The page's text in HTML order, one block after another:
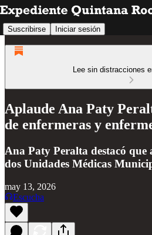
Suscribirse Iniciar sesión
Lee sin distracciones
Aplaude Ana Paty
de enfermeras y
Ana Paty Peralta destacó que
dos Unidades Médicas
may 13, 2026
Escucha